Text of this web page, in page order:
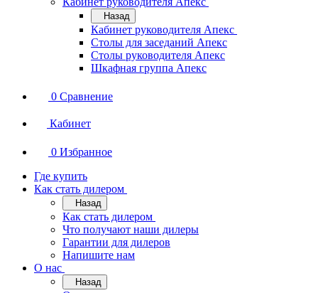
Назад
Кабинет руководителя Апекс
Столы для заседаний Апекс
Столы руководителя Апекс
Шкафная группа Апекс
0 Сравнение
Кабинет
0 Избранное
Где купить
Как стать дилером
Назад
Как стать дилером
Что получают наши дилеры
Гарантии для дилеров
Напишите нам
О нас
Назад